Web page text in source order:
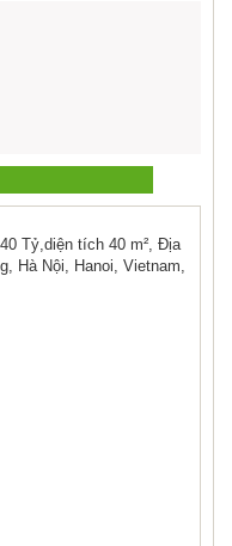
Tỷ,diện tích 40 m², Địa
Hà Nội, Hanoi, Vietnam,